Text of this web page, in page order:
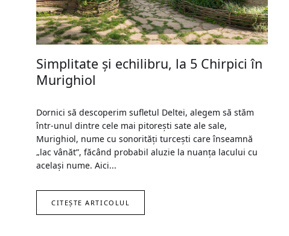
Simplitate și echilibru, la 5 Chirpici în
Murighiol
Dornici să descoperim sufletul Deltei, alegem să stăm
într-unul dintre cele mai pitorești sate ale sale,
Murighiol, nume cu sonorități turcești care înseamnă
„lac vânăt”, făcând probabil aluzie la nuanța lacului cu
același nume. Aici...
CITEȘTE ARTICOLUL